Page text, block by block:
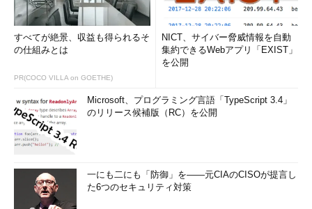
すべてが絶景、収益も得られるそ
の仕組みとは
PR(COCO VILLA on GOETHE)
NICT、サイバー脅威情報を自動
集約できるWebアプリ「EXIST」
を公開
Microsoft、プログラミング言語「TypeScript 3.4」
のリリース候補版（RC）を公開
一にも二にも「防御」を――元CIAのCISOが提言し
た6つのセキュリティ対策